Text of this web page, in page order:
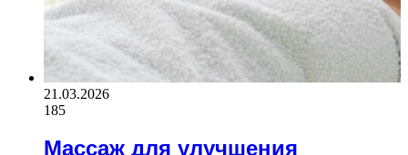
21.03.2026
185
Массаж для улучшения